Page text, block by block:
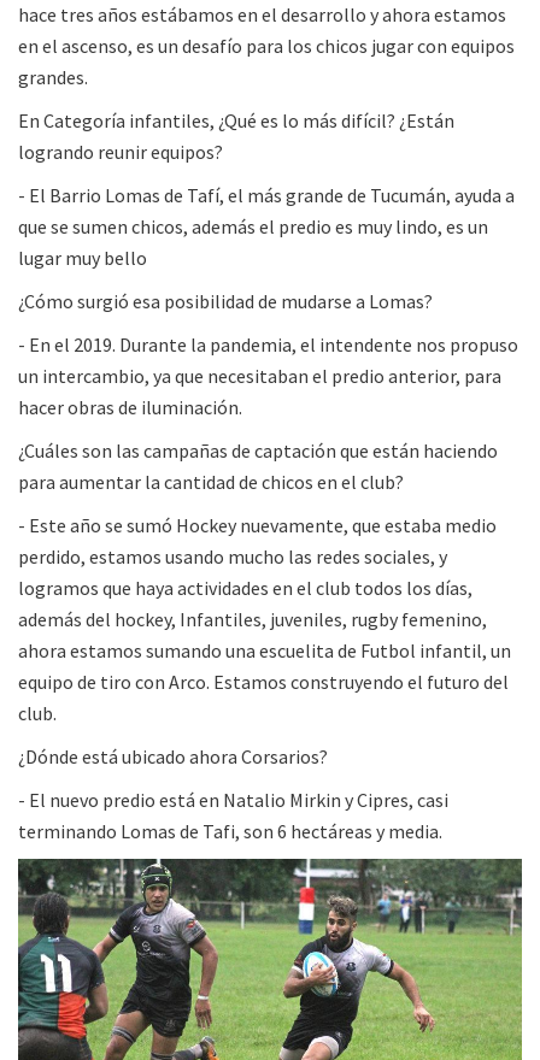
hace tres años estábamos en el desarrollo y ahora estamos
en el ascenso, es un desafío para los chicos jugar con equipos
grandes.
En Categoría infantiles, ¿Qué es lo más difícil? ¿Están
logrando reunir equipos?
- El Barrio Lomas de Tafí, el más grande de Tucumán, ayuda a
que se sumen chicos, además el predio es muy lindo, es un
lugar muy bello
¿Cómo surgió esa posibilidad de mudarse a Lomas?
- En el 2019. Durante la pandemia, el intendente nos propuso
un intercambio, ya que necesitaban el predio anterior, para
hacer obras de iluminación.
¿Cuáles son las campañas de captación que están haciendo
para aumentar la cantidad de chicos en el club?
- Este año se sumó Hockey nuevamente, que estaba medio
perdido, estamos usando mucho las redes sociales, y
logramos que haya actividades en el club todos los días,
además del hockey, Infantiles, juveniles, rugby femenino,
ahora estamos sumando una escuelita de Futbol infantil, un
equipo de tiro con Arco. Estamos construyendo el futuro del
club.
¿Dónde está ubicado ahora Corsarios?
- El nuevo predio está en Natalio Mirkin y Cipres, casi
terminando Lomas de Tafi, son 6 hectáreas y media.